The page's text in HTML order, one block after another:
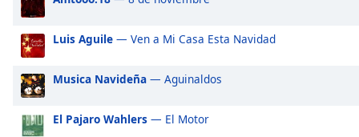
Audio
Track
Picture-
Picture
Fullscreen
Luis Aguile — Ven a Mi Casa Esta Navidad
Musica Navideña — Aguinaldos
El Pajaro Wahlers — El Motor